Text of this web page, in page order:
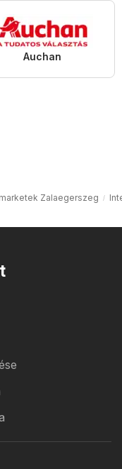
Auchan
Zalaegerszeg